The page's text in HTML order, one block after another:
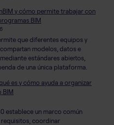
y cómo permite trabajar con
BIM
que diferentes equipos y
modelos, datos e
estándares abiertos,
de una única plataforma.
es y cómo ayuda a organizar
BIM
establece un marco común
coordinar